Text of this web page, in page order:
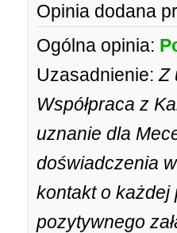
Opinia dodana
Ogólna opinia:
Uzasadnienie: Z
Współpraca z
uznanie dla
doświadczenia
kontakt o każdej
pozytywnego